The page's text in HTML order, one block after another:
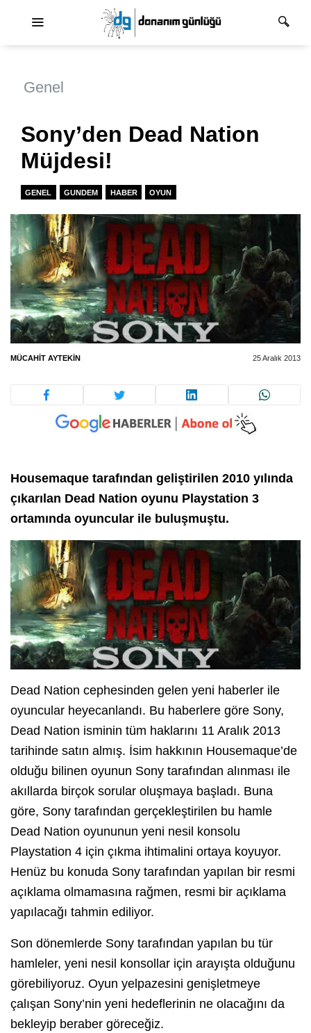
Genel
Sony’den Dead Nation
Müjdesi!
GENEL GUNDEM HABER OYUN
MÜCAHIT AYTEKIN 25 Aralık 2013
Housemaque tarafından geliştirilen 2010 yılında
çıkarılan Dead Nation oyunu Playstation 3
ortamında oyuncular ile buluşmuştu.
Dead Nation cephesinden gelen yeni haberler ile
oyuncular heyecanlandı. Bu haberlere göre Sony,
Dead Nation isminin tüm haklarını 11 Aralık 2013
tarihinde satın almış. İsim hakkının Housemaque’de
olduğu bilinen oyunun Sony tarafından alınması ile
akıllarda birçok sorular oluşmaya başladı. Buna
göre, Sony tarafından gerçekleştirilen bu hamle
Dead Nation oyununun yeni nesil konsolu
Playstation 4 için çıkma ihtimalini ortaya koyuyor.
Henüz bu konuda Sony tarafından yapılan bir resmi
açıklama olmamasına rağmen, resmi bir açıklama
yapılacağı tahmin ediliyor.
Son dönemlerde Sony tarafından yapılan bu tür
hamleler, yeni nesil konsollar için arayışta olduğunu
görebiliyoruz. Oyun yelpazesini genişletmeye
çalışan Sony’nin yeni hedeflerinin ne olacağını da
bekleyip beraber göreceğiz.